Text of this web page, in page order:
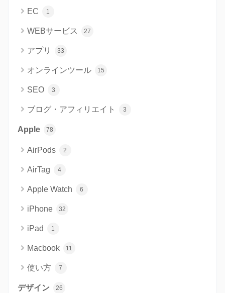
EC 1
WEBサービス 27
アプリ 33
オンラインツール 15
SEO 3
ブログ・アフィリエイト 3
Apple 78
AirPods 2
AirTag 4
Apple Watch 6
iPhone 32
iPad 1
Macbook 11
使い方 7
デザイン 26